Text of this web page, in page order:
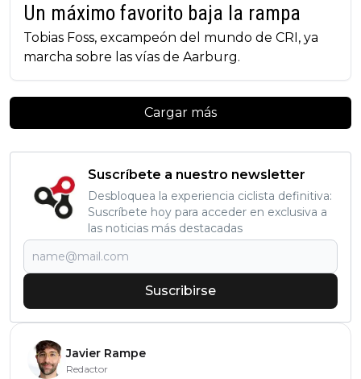
Un máximo favorito baja la rampa
Tobias Foss, excampeón del mundo de CRI, ya
marcha sobre las vías de Aarburg.
Cargar más
Suscríbete a nuestro newsletter
Desbloquea la experiencia ciclista definitiva:
Suscríbete hoy para acceder en exclusiva a
las noticias más destacadas
Suscribirse
Javier Rampe
Redactor